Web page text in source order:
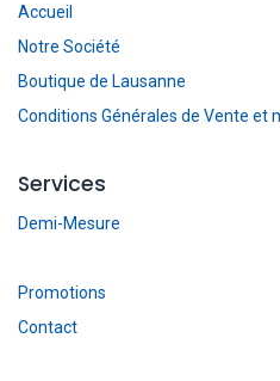
Accueil
Notre Société
Boutique de Lausanne
Conditions Générales de Vente et
Services
Demi-Mesure
Promotions
Contact